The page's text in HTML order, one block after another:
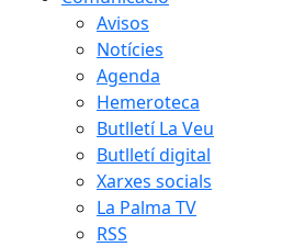
Avisos
Notícies
Agenda
Hemeroteca
Butlletí La Veu
Butlletí digital
Xarxes socials
La Palma TV
RSS